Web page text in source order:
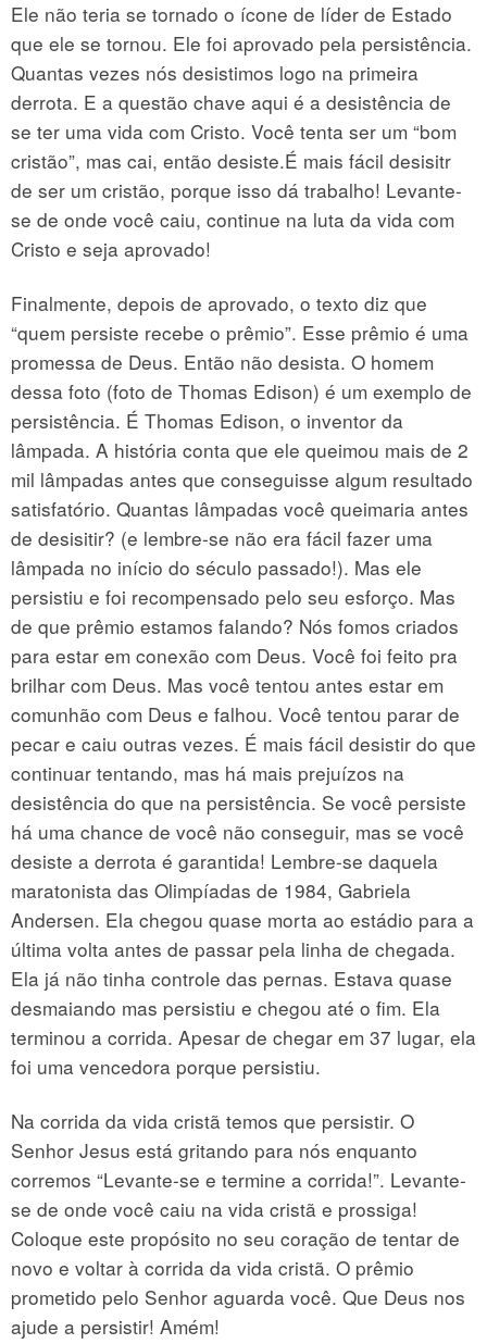
Ele não teria se tornado o ícone de líder de Estado
que ele se tornou. Ele foi aprovado pela persistência.
Quantas vezes nós desistimos logo na primeira
derrota. E a questão chave aqui é a desistência de
se ter uma vida com Cristo. Você tenta ser um “bom
cristão”, mas cai, então desiste.É mais fácil desisitr
de ser um cristão, porque isso dá trabalho! Levante-
se de onde você caiu, continue na luta da vida com
Cristo e seja aprovado!
Finalmente, depois de aprovado, o texto diz que
“quem persiste recebe o prêmio”. Esse prêmio é uma
promessa de Deus. Então não desista. O homem
dessa foto (foto de Thomas Edison) é um exemplo de
persistência. É Thomas Edison, o inventor da
lâmpada. A história conta que ele queimou mais de 2
mil lâmpadas antes que conseguisse algum resultado
satisfatório. Quantas lâmpadas você queimaria antes
de desisitir? (e lembre-se não era fácil fazer uma
lâmpada no início do século passado!). Mas ele
persistiu e foi recompensado pelo seu esforço. Mas
de que prêmio estamos falando? Nós fomos criados
para estar em conexão com Deus. Você foi feito pra
brilhar com Deus. Mas você tentou antes estar em
comunhão com Deus e falhou. Você tentou parar de
pecar e caiu outras vezes. É mais fácil desistir do que
continuar tentando, mas há mais prejuízos na
desistência do que na persistência. Se você persiste
há uma chance de você não conseguir, mas se você
desiste a derrota é garantida! Lembre-se daquela
maratonista das Olimpíadas de 1984, Gabriela
Andersen. Ela chegou quase morta ao estádio para a
última volta antes de passar pela linha de chegada.
Ela já não tinha controle das pernas. Estava quase
desmaiando mas persistiu e chegou até o fim. Ela
terminou a corrida. Apesar de chegar em 37 lugar, ela
foi uma vencedora porque persistiu.
Na corrida da vida cristã temos que persistir. O
Senhor Jesus está gritando para nós enquanto
corremos “Levante-se e termine a corrida!”. Levante-
se de onde você caiu na vida cristã e prossiga!
Coloque este propósito no seu coração de tentar de
novo e voltar à corrida da vida cristã. O prêmio
prometido pelo Senhor aguarda você. Que Deus nos
ajude a persistir! Amém!